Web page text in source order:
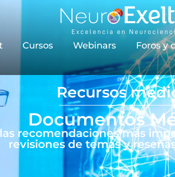
Cursos Webinars Foros y
Recursos
Documentos
recomendaciones más
revisiones de temas y